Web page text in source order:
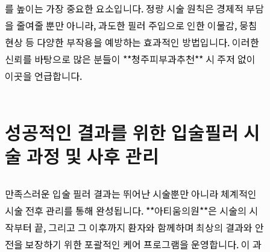
를 높이는 가장 중요한 요소입니다. 정량 시술 원칙은 경제적 부담
을 줄여줄 뿐만 아니라, 과도한 필러 주입으로 인한 이물감, 뭉침
현상 등 다양한 부작용을 예방하는 효과적인 방법입니다. 이러한
신뢰를 바탕으로 많은 분들이 **청주피부과추천** 시 주저 없이
이곳을 언급합니다.
성공적인 결과를 위한 입술필러 시
술 과정 및 사후 관리
만족스러운 입술 필러 결과는 뛰어난 시술뿐만 아니라 체계적인
시술 전후 관리를 통해 완성됩니다. **아티움의원**은 시술의 시
작부터 끝, 그리고 그 이후까지 환자와 함께하며 최상의 결과와 안
전을 보장하기 위한 포괄적인 케어 프로그램을 운영합니다. 이 과